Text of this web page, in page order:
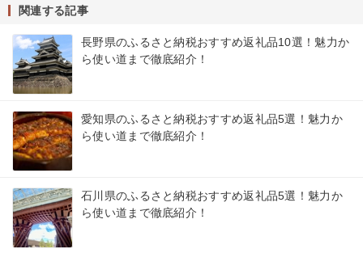
関連する記事
長野県のふるさと納税おすすめ返礼品10選！魅力か
ら使い道まで徹底紹介！
愛知県のふるさと納税おすすめ返礼品5選！魅力か
ら使い道まで徹底紹介！
石川県のふるさと納税おすすめ返礼品5選！魅力か
ら使い道まで徹底紹介！